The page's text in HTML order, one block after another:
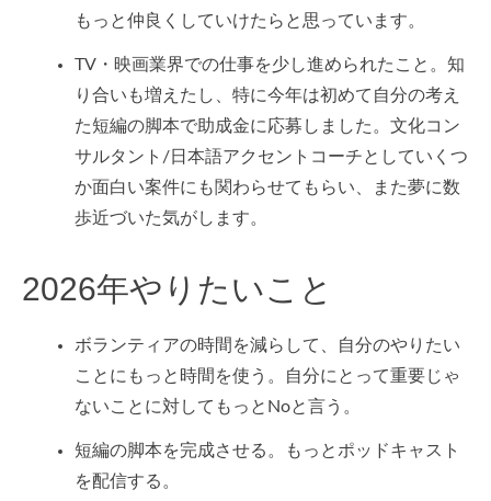
もっと仲良くしていけたらと思っています。
TV・映画業界での仕事を少し進められたこと。知
り合いも増えたし、特に今年は初めて自分の考え
た短編の脚本で助成金に応募しました。文化コン
サルタント/日本語アクセントコーチとしていくつ
か面白い案件にも関わらせてもらい、また夢に数
歩近づいた気がします。
2026年やりたいこと
ボランティアの時間を減らして、自分のやりたい
ことにもっと時間を使う。自分にとって重要じゃ
ないことに対してもっとNoと言う。
短編の脚本を完成させる。もっとポッドキャスト
を配信する。